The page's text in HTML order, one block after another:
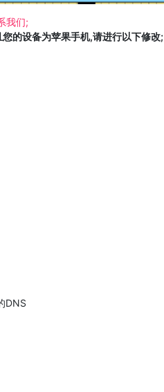
我们;
的设备为苹果手机,请进行以下修改;
DNS